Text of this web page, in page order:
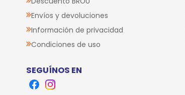
Envíos y devoluciones
Información de privacidad
Condiciones de uso
SEGUÍNOS EN
FacebookInstagram